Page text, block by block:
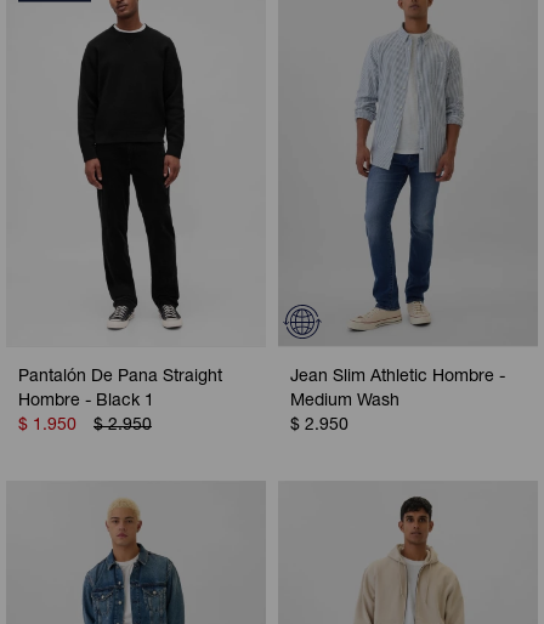
Pantalón De Pana Straight
Hombre - Black 1
$ 1.950 $ 2.950
Jean Slim Athletic Hombre -
Medium Wash
$ 2.950